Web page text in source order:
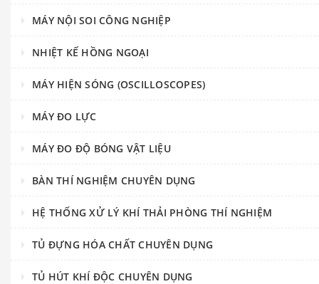
MÁY NỘI SOI CÔNG NGHIỆP
NHIỆT KẾ HỒNG NGOẠI
MÁY HIỆN SÓNG (OSCILLOSCOPES)
MÁY ĐO LỰC
MÁY ĐO ĐỘ BÓNG VẬT LIỆU
BÀN THÍ NGHIỆM CHUYÊN DỤNG
HỆ THỐNG XỬ LÝ KHÍ THẢI PHÒNG THÍ NGHIỆM
TỦ ĐỰNG HÓA CHẤT CHUYÊN DỤNG
TỦ HÚT KHÍ ĐỘC CHUYÊN DỤNG